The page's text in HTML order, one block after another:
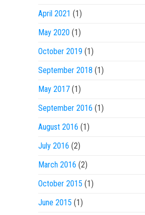
April 2021 (1)
May 2020 (1)
October 2019 (1)
September 2018 (1)
May 2017(1)
September 2016 (1)
August 2016 (1)
July 2016 (2)
March 2016 (2)
October 2015 (1)
June 2015 (1)